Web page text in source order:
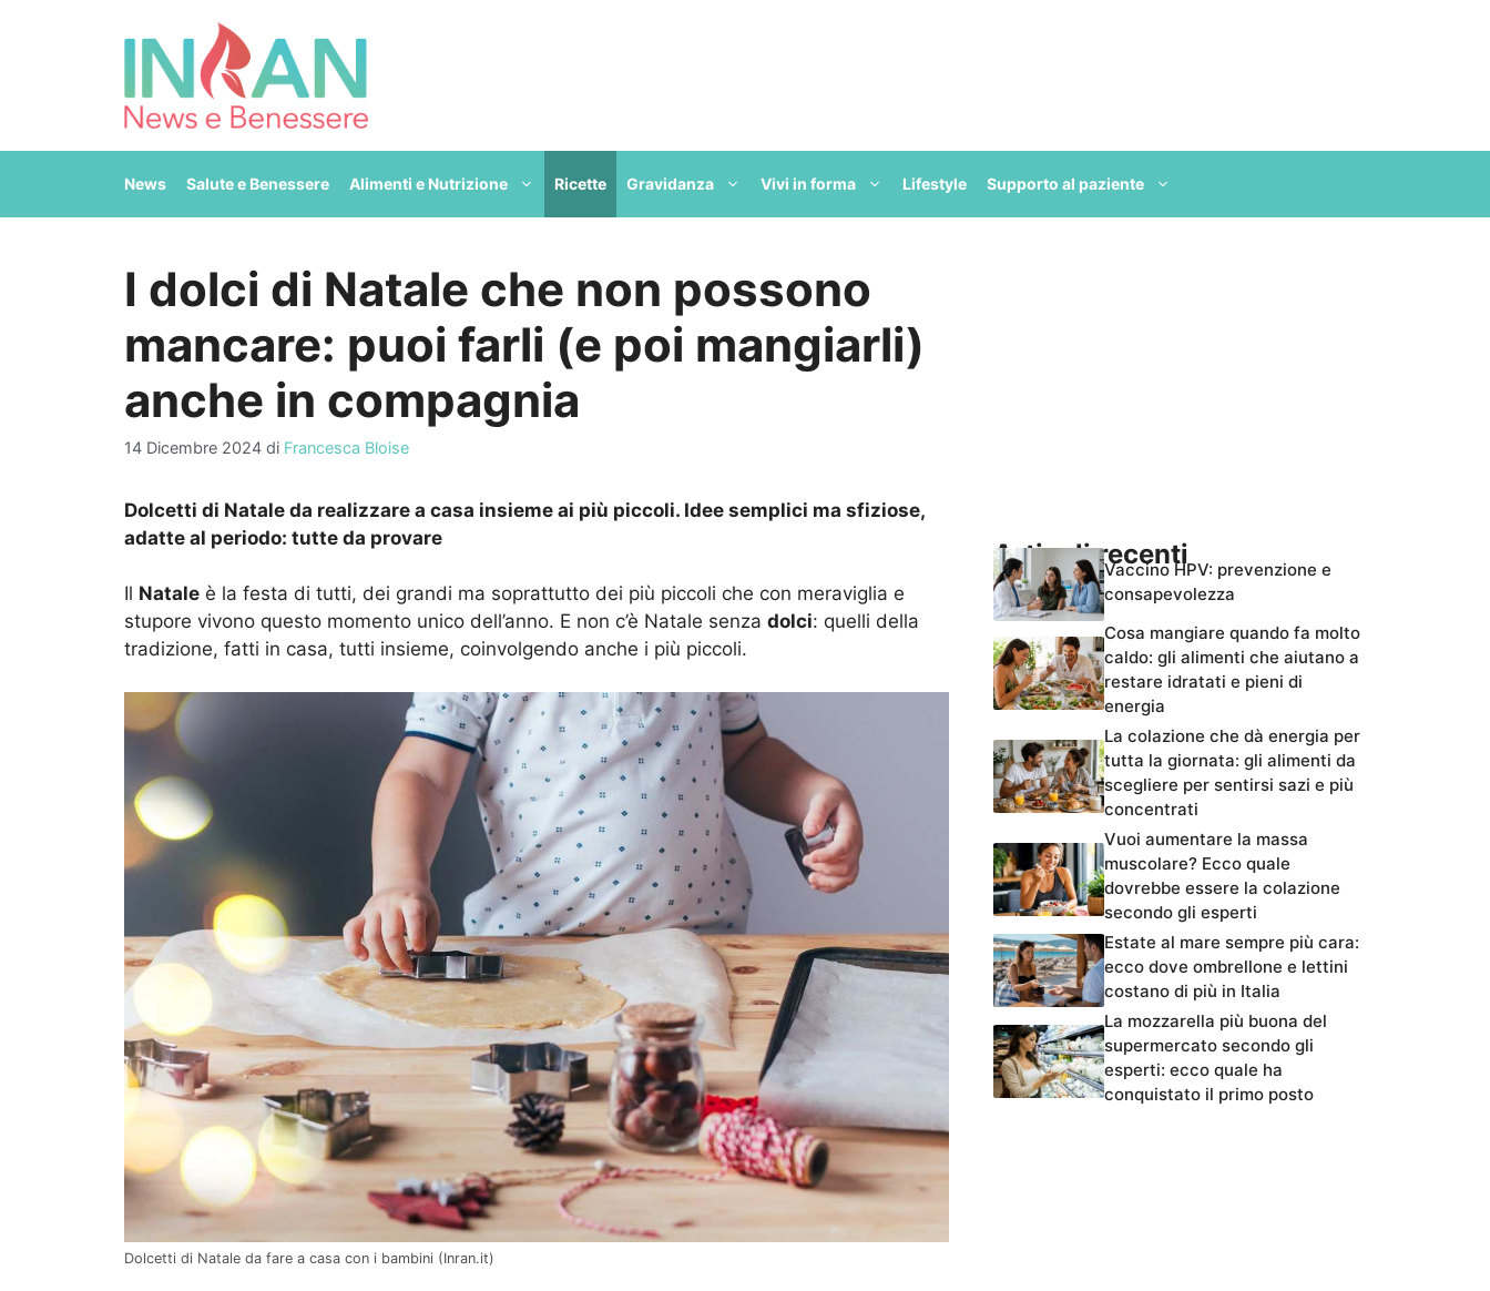
News Salute e Benessere Alimenti e Nutrizione Ricette Gravidanza Vivi in forma Lifestyle Supporto al paziente
I dolci di Natale che non possono
mancare: puoi farli (e poi mangiarli)
anche in compagnia
14 Dicembre 2024 di Francesca Bloise
Dolcetti di Natale da realizzare a casa insieme ai più piccoli. Idee semplici ma sfiziose,
adatte al periodo: tutte da provare
Il Natale è la festa di tutti, dei grandi ma soprattutto dei più piccoli che con meraviglia e
stupore vivono questo momento unico dell’anno. E non c’è Natale senza dolci: quelli della
tradizione, fatti in casa, tutti insieme, coinvolgendo anche i più piccoli.
Dolcetti di Natale da fare a casa con i bambini (Inran.it)
Articoli recentiVaccino HPV: prevenzione e
consapevolezza
Cosa mangiare quando fa molto
caldo: gli alimenti che aiutano a
restare idratati e pieni di
energia
La colazione che dà energia per
tutta la giornata: gli alimenti da
scegliere per sentirsi sazi e più
concentrati
Vuoi aumentare la massa
muscolare? Ecco quale
dovrebbe essere la colazione
secondo gli esperti
Estate al mare sempre più cara:
ecco dove ombrellone e lettini
costano di più in Italia
La mozzarella più buona del
supermercato secondo gli
esperti: ecco quale ha
conquistato il primo posto